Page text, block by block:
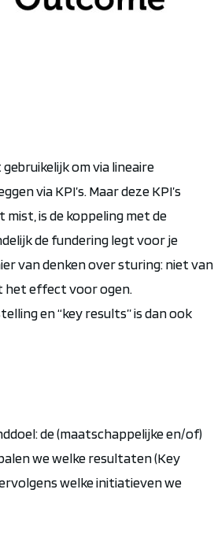
om via lineaire
via KPI’s. Maar deze KPI’s
is de koppeling met de
de fundering legt voor je
van denken over sturing: niet van
het effect voor ogen.
en “key results” is dan ook
de (maatschappelijke en/of)
we welke resultaten (Key
welke initiatieven we